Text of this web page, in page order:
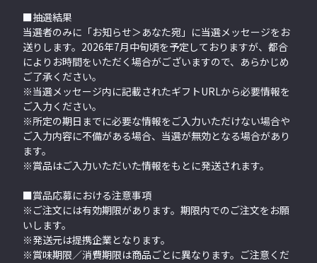
■抽選結果
当選者のみに「お知らせ＞あなた宛」に当選メッセージをお
送りします。2026年7月中旬頃を予定しておりますが、都合
によりお時間をいただく場合がございますので、あらかじめ
ご了承ください。
※当選メッセージ内に記載されたギフトURLから必要情報を
ご入力ください。
※所定の期日までに必要な情報をご入力いただけない場合や
ご入力内容に不備がある場合、当選が無効となる場合があり
ます。
※賞品はご入力いただいた情報をもとに発送されます。
■賞品応募における注意事項
※ご注文には有効期限があります。期限内でのご注文をお願
いします。
※発送元は提携企業となります。
※賞味期限／消費期限は商品ごとに異なります。ご注意くだ